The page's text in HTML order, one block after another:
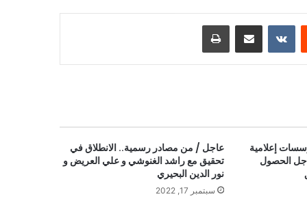
مشاركة عبر البريد طباعة
إعلامية
الحصول
عاجل / من مصادر رسمية.. الانطلاق في
تحقيق مع راشد الغنوشي و علي العريض و
نور الدين البحيري
سبتمبر 17, 2022